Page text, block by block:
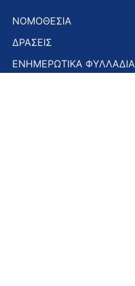
ΝΟΜΟΘΕΣΙΑ
ΔΡΑΣΕΙΣ
ΕΝΗΜΕΡΩΤΙΚΑ ΦΥΛΛΑΔΙΑ